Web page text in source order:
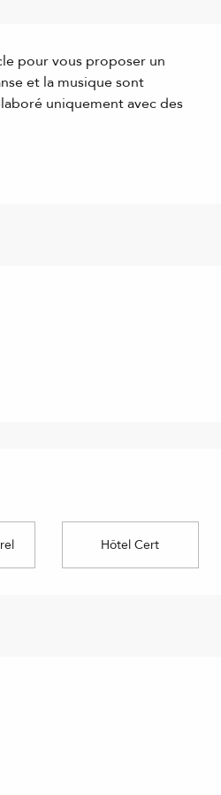
pour vous proposer un
et la musique sont
uniquement avec des
Hôtel Cert